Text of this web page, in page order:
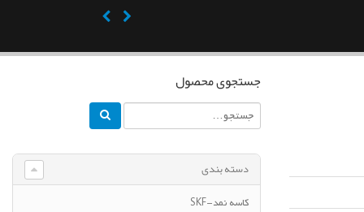
جستجوی محصول
دسته بندی
کاسه نمد-SKF